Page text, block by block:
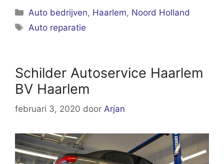
Categorieën
Auto bedrijven, Haarlem, Noord Holland
Tags
Auto reparatie
Schilder Autoservice Haarlem
BV Haarlem
februari 3, 2020 door Arjan